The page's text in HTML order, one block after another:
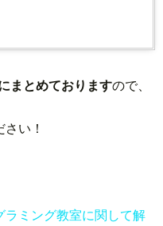
まとめておりますので、
い！
ラミング教室に関して解